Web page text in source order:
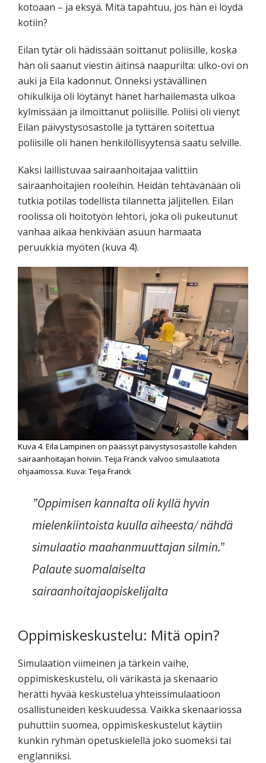
kotoaan – ja eksyä. Mitä tapahtuu, jos hän ei löydä
kotiin?
Eilan tytär oli hädissään soittanut poliisille, koska
hän oli saanut viestin äitinsä naapurilta: ulko-ovi on
auki ja Eila kadonnut. Onneksi ystävällinen
ohikulkija oli löytänyt hänet harhailemasta ulkoa
kylmissään ja ilmoittanut poliisille. Poliisi oli vienyt
Eilan päivystysosastolle ja tyttären soitettua
poliisille oli hänen henkilöllisyytensä saatu selville.
Kaksi laillistuvaa sairaanhoitajaa valittiin
sairaanhoitajien rooleihin. Heidän tehtävänään oli
tutkia potilas todellista tilannetta jäljitellen. Eilan
roolissa oli hoitotyön lehtori, joka oli pukeutunut
vanhaa aikaa henkivään asuun harmaata
peruukkia myöten (kuva 4).
Kuva 4. Eila Lampinen on päässyt päivystysosastolle kahden
sairaanhoitajan hoiviin. Teija Franck valvoo simulaatiota
ohjaamossa. Kuva: Teija Franck
”Oppimisen kannalta oli kyllä hyvin
mielenkiintoista kuulla aiheesta/ nähdä
simulaatio maahanmuuttajan silmin.”
Palaute suomalaiselta
sairaanhoitajaopiskelijalta
Oppimiskeskustelu: Mitä opin?
Simulaation viimeinen ja tärkein vaihe,
oppimiskeskustelu, oli värikästä ja skenaario
herätti hyvää keskustelua yhteissimulaatioon
osallistuneiden keskuudessa. Vaikka skenaariossa
puhuttiin suomea, oppimiskeskustelut käytiin
kunkin ryhmän opetuskielellä joko suomeksi tai
englanniksi.